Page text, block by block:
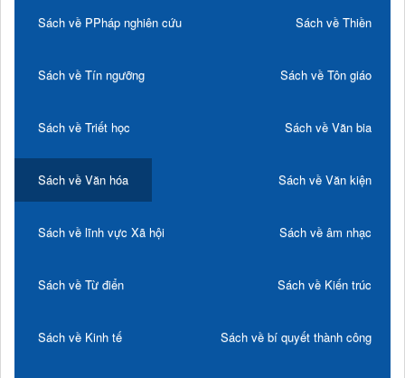
Sách về PPháp nghiên cứu Sách về Thiền
Sách về Tín ngưỡng Sách về Tôn giáo
Sách về Triết học Sách về Văn bia
Sách về Văn hóa Sách về Văn kiện
Sách về lĩnh vực Xã hội Sách về âm nhạc
Sách về Từ điển Sách về Kiến trúc
Sách về Kinh tế Sách về bí quyết thành công